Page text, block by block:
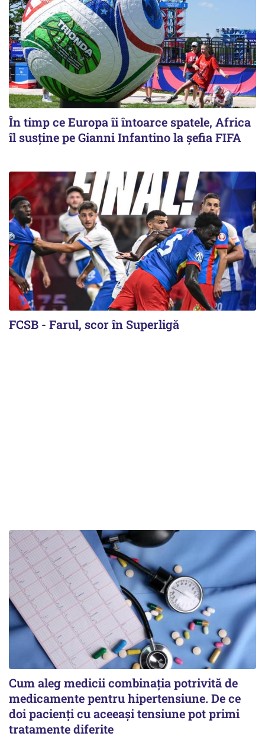
În timp ce Europa îi întoarce spatele, Africa
îl susține pe Gianni Infantino la șefia FIFA
FCSB - Farul, scor în Superligă
Cum aleg medicii combinația potrivită de
medicamente pentru hipertensiune. De ce
doi pacienți cu aceeași tensiune pot primi
tratamente diferite